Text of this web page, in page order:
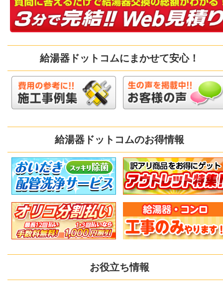
給湯器ドットコムにまかせて安心！
給湯器ドットコムのお得情報
お役立ち情報